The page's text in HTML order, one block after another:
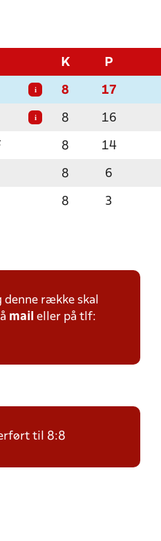
K P
i 8 17
i 8 16
8 14
8 6
8 3
række skal
mail eller på tlf:
til 8:8